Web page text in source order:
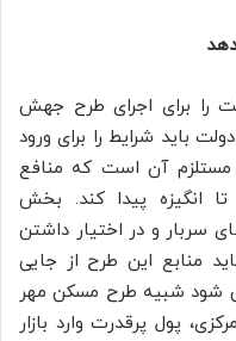
را برای اجرای طرح جهش
باید شرایط را برای ورود
آن است که منافع
پیدا کند. بخش
سربار و در اختیار داشتن
منابع این طرح از جایی
شود شبیه طرح مسکن مهر
پول پرقدرت وارد بازار